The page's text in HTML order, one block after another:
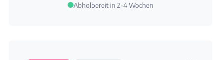
Abholbereit in 2-4 Wochen